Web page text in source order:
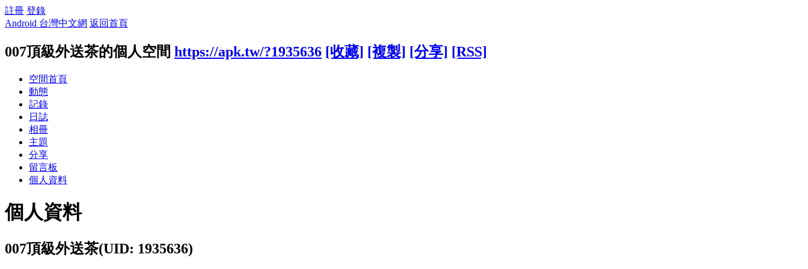
註冊 登錄
Android 台灣中文網 返回首頁
007頂級外送茶的個人空間 https://apk.tw/?1935636 [收藏] [複製] [分享] [RSS]
空間首頁
動態
記錄
日誌
相冊
主題
分享
留言板
個人資料
個人資料
007頂級外送茶(UID: 1935636)